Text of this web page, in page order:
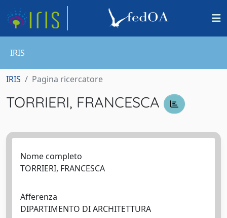
IRIS
IRIS Pagina ricercatore
TORRIERI, FRANCESCA
Nome completo
TORRIERI, FRANCESCA
Afferenza
DIPARTIMENTO DI ARCHITETTURA